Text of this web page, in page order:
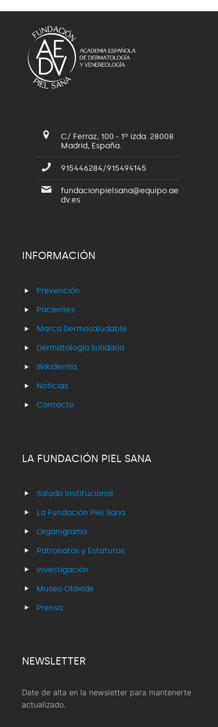
C/ Ferraz, 100 - 1º izda. 28008
Madrid, España.
915446284/915494145
fundacionpielsana@equipo.ae
dv.es
INFORMACIÓN
Prevención
Pacientes
Marca Dermosaludable
Dermatología Solidaria
Wikiderma
Noticias
Contacto
LA FUNDACIÓN PIEL SANA
Saludo Institucional
La Fundación Piel Sana
Organigrama
Patronatos y Estatutos
Investigación
Museo Olavide
Prensa
NEWSLETTER
Date de alta en la newsletter para mantenerte
actualizado.